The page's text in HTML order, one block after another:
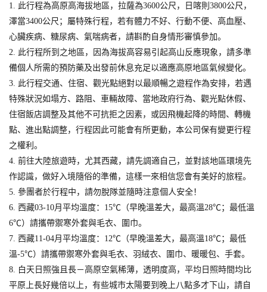
1. 此行程為高原高海拔地區，拉薩為3600公尺，日喀則3800公尺，
澤當3400公尺；屬特殊行程，若有體力不好、行動不便、高血壓、
心臟疾病、糖尿病、氣喘病者，請斟酌自身情形審慎參加。
2. 此行程所到之地區，因為海拔高容易引起高山反應現象，請多準
備個人所需的預防藥及出發前休息充足以適應高原地區氣候變化。
3. 此行程交通、住宿、觀光點絕對以最順暢之遊程作為安排，若遇
特殊狀況如塌方、路阻、車輛故障、當地政府行為、觀光點休假、
住宿飯店調整及其他不可抗拒之因素，或因飛機起降的時間、轉機
點、進出點調整，行程因此可能會有所更動，本公司保有變更行程
之權利。
4. 前往大陸旅遊時，尤其西藏，請先調適自己，並對該地區環境先
作認識，做好入境隨俗的準備，這樣一來相信您會有美好的旅程。
5. 參團者於行程中，請勿脫隊並隨時注意個人安全！
6. 西藏03-10月平均溫度：15℃（早晚溫差大，最高溫28℃；最低溫
6℃）請攜帶禦寒外套與毛衣、圍巾。
7. 西藏11-04月平均溫度：12℃（早晚溫差大，最高溫18℃；最低
溫-5℃）請攜帶禦寒外套與毛衣、羽絨衣、圍巾、暖暖包、手套。
8. 白天日照強且長－高原空氣稀薄，透明度高，平均日照時間均比
平原上長好幾倍以上，有些城市太陽要到晚上八點多才下山，請自